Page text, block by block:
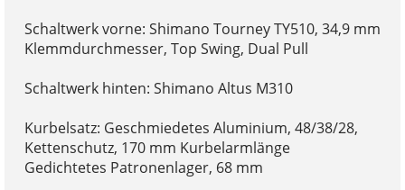
Schaltwerk vorne: Shimano Tourney TY510, 34,9 mm
Klemmdurchmesser, Top Swing, Dual Pull
Schaltwerk hinten: Shimano Altus M310
Kurbelsatz: Geschmiedetes Aluminium, 48/38/28,
Kettenschutz, 170 mm Kurbelarmlänge
Gedichtetes Patronenlager, 68 mm